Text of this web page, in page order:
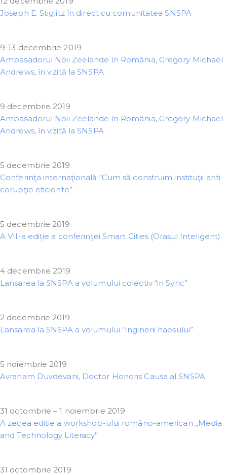
Joseph E. Stiglitz în direct cu comunitatea SNSPA
9-13 decembrie 2019
Ambasadorul Noii Zeelande în România, Gregory Michael
Andrews, în vizită la SNSPA
9 decembrie 2019
Ambasadorul Noii Zeelande în România, Gregory Michael
Andrews, în vizită la SNSPA
5 decembrie 2019
Conferinţa internaţională “Cum să construim instituţii anti-
corupţie eficiente”
5 decembrie 2019
A VII-a ediție a conferinței Smart Cities (Orașul Inteligent)
4 decembrie 2019
Lansarea la SNSPA a volumului colectiv “in Sync”
2 decembrie 2019
Lansarea la SNSPA a volumului “Inginerii haosului”
5 noiembrie 2019
Avraham Duvdevani, Doctor Honoris Causa al SNSPA
31 octombrie – 1 noiembrie 2019
A zecea ediție a workshop-ului româno-american „Media
and Technology Literacy”
31 octombrie 2019